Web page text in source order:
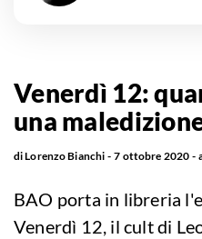
Venerdì 12:
una
diLorenzo Bianchi 7 ottobre 2020
BAO porta in libreria
Venerdì 12, il cult di